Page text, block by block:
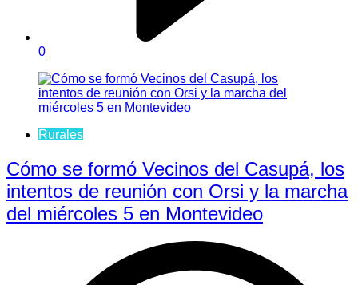
0
Rurales
Cómo se formó Vecinos del Casupá, los
intentos de reunión con Orsi y la marcha
del miércoles 5 en Montevideo